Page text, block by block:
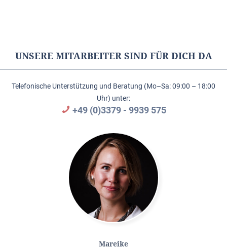
UNSERE MITARBEITER SIND FÜR DICH DA
Telefonische Unterstützung und Beratung (Mo–Sa: 09:00 – 18:00
Uhr) unter:
+49 (0)3379 - 9939 575
Mareike